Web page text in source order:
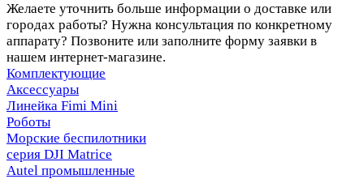
Желаете уточнить больше информации о доставке или
городах работы? Нужна консультация по конкретному
аппарату? Позвоните или заполните форму заявки в
нашем интернет-магазине.
Комплектующие
Аксессуары
Линейка Fimi Mini
Роботы
Морские беспилотники
серия DJI Matrice
Autel промышленные